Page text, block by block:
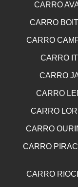
CARRO
CARRO
CARRO
CARRO
CARRO
CARRO
CARRO
CARRO
CARRO
CARRO